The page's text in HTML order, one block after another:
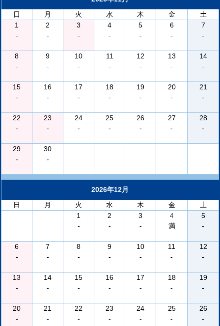
日
月 火 水 木 金
土
1
-
2
-
3
-
4
-
5
-
6
-
7
-
8
-
9
-
10
-
11
-
12
-
13
-
14
-
15
-
16
-
17
-
18
-
19
-
20
-
21
-
22
-
23
-
24
-
25
-
26
-
27
-
28
-
29
-
30
-
2026年12月
日
月 火 水 木 金
土
1
-
2
-
3
-
4
満
5
-
6
-
7
-
8
-
9
-
10
-
11
-
12
-
13
-
14
-
15
-
16
-
17
-
18
-
19
-
20
-
21
-
22
-
23
-
24
-
25
-
26
-